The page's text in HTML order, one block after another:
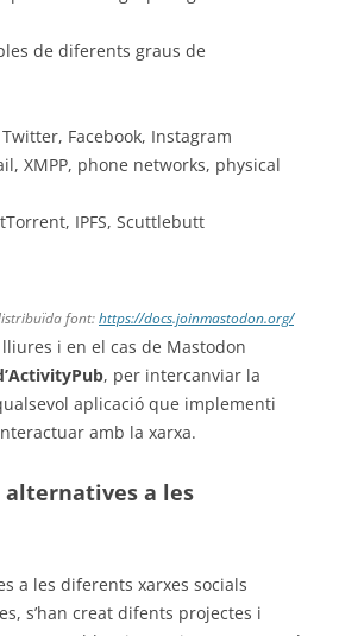
de diferents graus de
Facebook, Instagram
XMPP, phone networks, physical
IPFS, Scuttlebutt
font:https://docs.joinmastodon.org/
i en el cas de Mastodon
, per intercanviar la
aplicació que implementi
amb la xarxa.
alternatives a les
a les diferents xarxes socials
s’han creat difents projectes i